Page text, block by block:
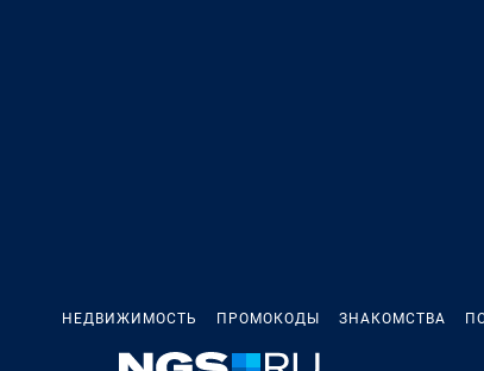
НЕДВИЖИМОСТЬ ПРОМОКОДЫ ЗНАКОМСТВА